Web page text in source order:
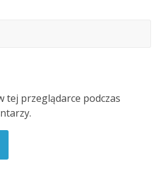
tej przeglądarce podczas